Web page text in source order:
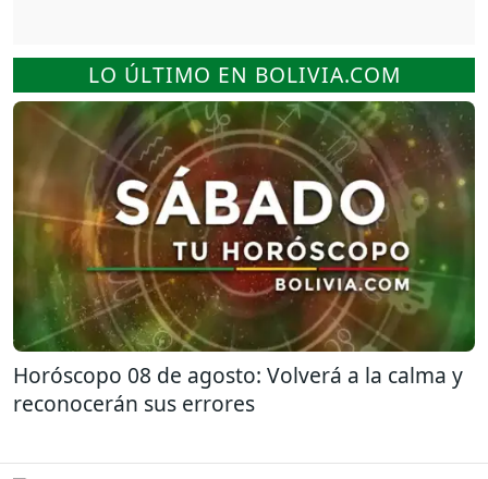
LO ÚLTIMO EN BOLIVIA.COM
Horóscopo 08 de agosto: Volverá a la calma y
reconocerán sus errores